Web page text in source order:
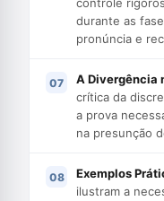
controle
durante as
pronúncia e
A Divergência
crítica da
a prova
na presunção
Exemplos
ilustram a